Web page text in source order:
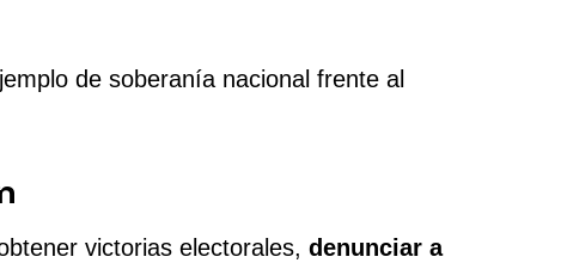
de soberanía nacional frente al
victorias electorales, denunciar a